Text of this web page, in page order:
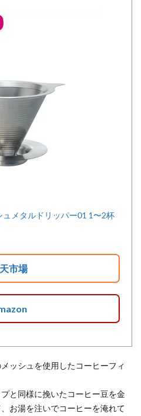
メタルドリッパー01 1〜2杯
市場
ッシュを使用したコーヒーフィ
と同様に挽いたコーヒー豆を金
お湯を注いでコーヒーを淹れて